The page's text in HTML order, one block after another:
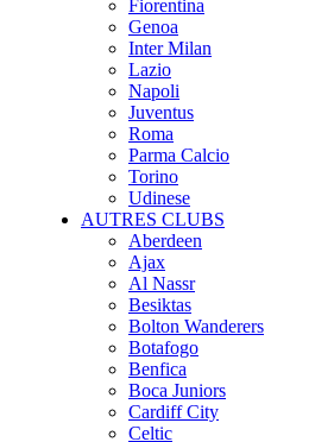
Fiorentina
Genoa
Inter Milan
Lazio
Napoli
Juventus
Roma
Parma Calcio
Torino
Udinese
AUTRES CLUBS
Aberdeen
Ajax
Al Nassr
Besiktas
Bolton Wanderers
Botafogo
Benfica
Boca Juniors
Cardiff City
Celtic